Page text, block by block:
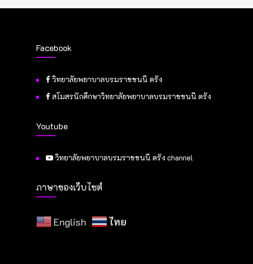
Facebook
วิทยาลัยพยาบาลบรมราชชนนี ตรัง
สโมสรนักศึกษาวิทยาลัยพยาบาลบรมราชชนนี ตรัง
Youtube
วิทยาลัยพยาบาลบรมราชชนนี ตรัง channel
ภาษาของเว็บไซต์
English ไทย